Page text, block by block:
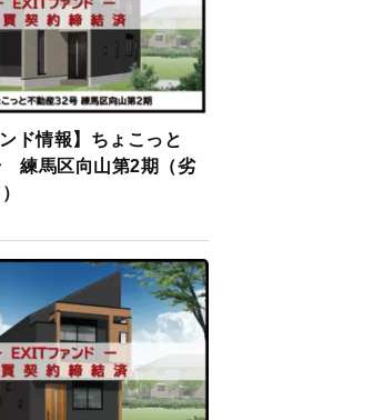
ド情報】ちょこっと
練馬区向山第2期（劣